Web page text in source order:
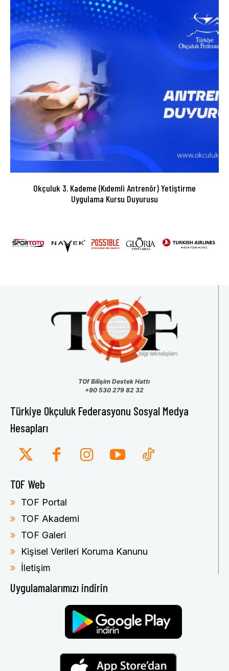
Okçuluk 3. Kademe (Kıdemli Antrenör) Yetiştirme
Uygulama Kursu Duyurusu
TOf Bilişim Destek Hattı
+90 530 279 82 32
Türkiye Okçuluk Federasyonu Sosyal Medya
Hesapları
TOF Web
TOF Portal
TOF Akademi
TOF Galeri
Kişisel Verileri Koruma Kanunu
İletişim
Uygulamalarımızı indirin